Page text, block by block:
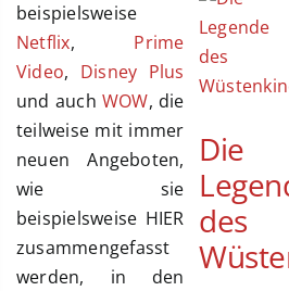
beispielsweise
Netflix, Prime
Video, Disney Plus
und auch WOW, die
teilweise mit immer
neuen Angeboten,
wie sie
beispielsweise HIER
zusammengefasst
werden, in den
Die
des